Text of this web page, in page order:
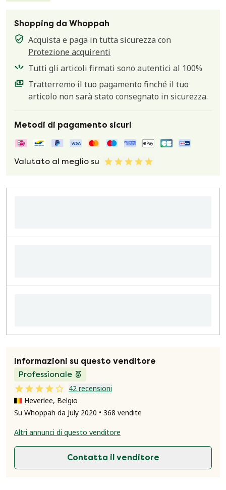
Shopping da Whoppah
Acquista e paga in tutta sicurezza con
Protezione acquirenti
Tutti gli articoli firmati sono autentici al 100%
Tratterremo il tuo pagamento finché il tuo
articolo non sarà stato consegnato in sicurezza.
Metodi di pagamento sicuri
Valutato al meglio su
Informazioni su questo venditore
Professionale
42 recensioni
Heverlee, Belgio
Su Whoppah da July 2020 • 368 vendite
Altri annunci di questo venditore
Contatta il venditore